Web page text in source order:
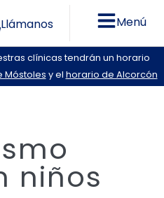
Llámanos Menú
clínicas tendrán un horario
Móstoles y el horario de Alcorcón
niños